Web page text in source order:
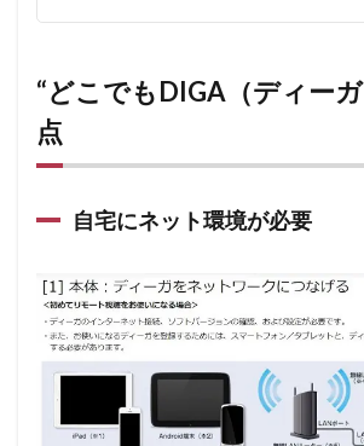
“どこでもDIGA（ディー
点
自宅にネット環境が必要